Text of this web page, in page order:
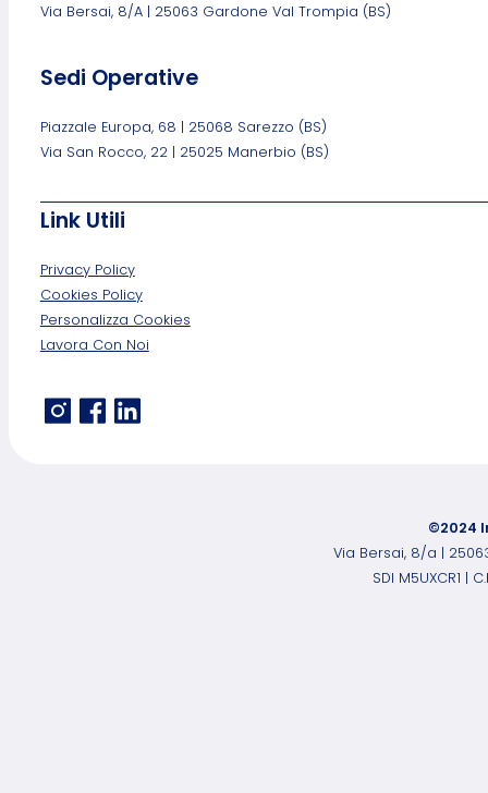
Via Bersai, 8/A | 25063 Gardone Val Trompia (BS)
Sedi Operative
Piazzale Europa, 68 | 25068 Sarezzo (BS)
Via San Rocco, 22 | 25025 Manerbio (BS)
Link Utili
Privacy Policy
Cookies Policy
Personalizza Cookies
Lavora Con Noi
©2024
Via Bersai, 8/a |
SDI M5UXCR1 |